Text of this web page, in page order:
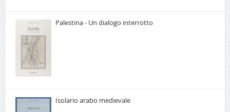
Palestina - Un dialogo interrotto
Isolario arabo medievale